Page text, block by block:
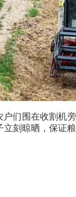
们围在收割机
刻晾晒，保证粮